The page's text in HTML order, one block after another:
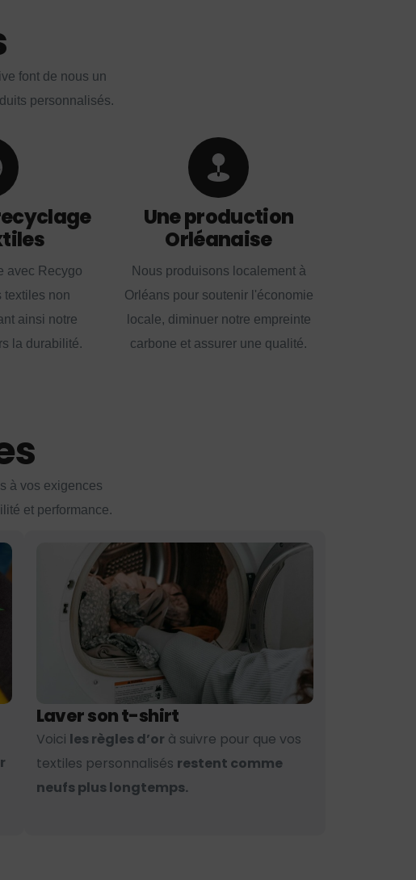
font de nous un
personnalisés.
avec Recygo
textiles non
ainsi notre
la durabilité.
Une production
Orléanaise
Nous produisons localement à
Orléans pour soutenir l'économie
locale, diminuer notre empreinte
carbone et assurer une qualité.
à vos exigences
et performance.
Laver son t-shirt
Voici les règles d’or à suivre pour que vos
textiles personnalisés restent comme
neufs plus longtemps.